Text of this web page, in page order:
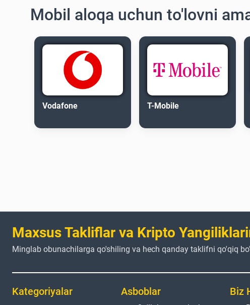
Mobil aloqa uchun to'lovni
Vodafone T-Mobile
Maxsus Takliflar va Kripto
Minglab obunachilarga qo'shiling va hech qanday taklifni qo'qiq
Kategoriyalar Asboblar Biz